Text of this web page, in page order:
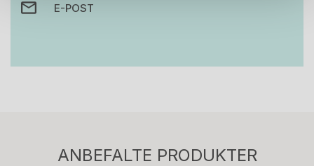
E-POST
ANBEFALTE PRODUKTER
H05 5600 Swingback-armlene Mørk